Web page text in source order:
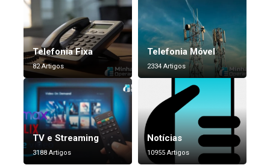
Telefonia Fixa
82 Artigos
Telefonia Móvel
2334 Artigos
TV e Streaming
3188 Artigos
Notícias
10955 Artigos